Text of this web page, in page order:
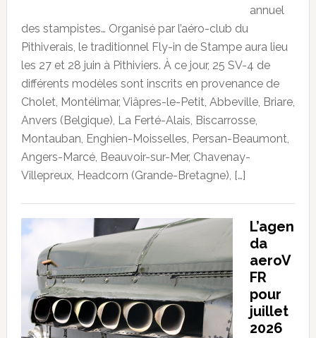
annuel
des stampistes… Organisé par l’aéro-club du
Pithiverais, le traditionnel Fly-in de Stampe aura lieu
les 27 et 28 juin à Pithiviers. À ce jour, 25 SV-4 de
différents modèles sont inscrits en provenance de
Cholet, Montélimar, Viâpres-le-Petit, Abbeville, Briare,
Anvers (Belgique), La Ferté-Alais, Biscarrosse,
Montauban, Enghien-Moisselles, Persan-Beaumont,
Angers-Marcé, Beauvoir-sur-Mer, Chavenay-
Villepreux, Headcorn (Grande-Bretagne), […]
L’agen
da
aeroV
FR
pour
juillet
2026